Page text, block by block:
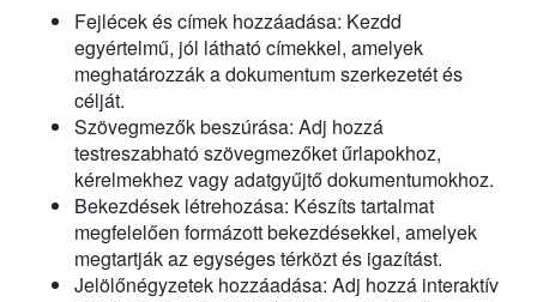
Fejlécek és címek hozzáadása: Kezdd
egyértelmű, jól látható címekkel, amelyek
meghatározzák a dokumentum szerkezetét és
célját.
Szövegmezők beszúrása: Adj hozzá
testreszabható szövegmezőket űrlapokhoz,
kérelmekhez vagy adatgyűjtő dokumentumokhoz.
Bekezdések létrehozása: Készíts tartalmat
megfelelően formázott bekezdésekkel, amelyek
megtartják az egységes térközt és igazítást.
Jelölőnégyzetek hozzáadása: Adj hozzá interaktív